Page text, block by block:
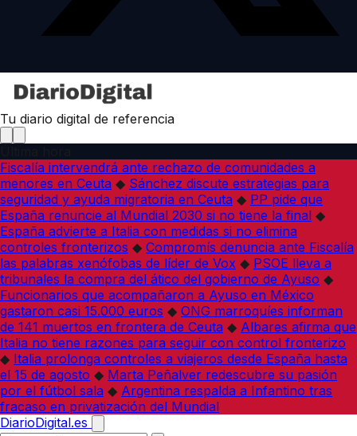
Tu diario digital de referencia
Fiscalía intervendrá ante rechazo de comunidades a
menores en Ceuta ◆ Sánchez discute estrategias para
seguridad y ayuda migratoria en Ceuta ◆ PP pide que
España renuncie al Mundial 2030 si no tiene la final ◆
España advierte a Italia con medidas si no elimina
controles fronterizos ◆ Compromís denuncia ante Fiscalía
las palabras xenófobas de líder de Vox ◆ PSOE lleva a
tribunales la compra del ático del gobierno de Ayuso ◆
Funcionarios que acompañaron a Ayuso en México
gastaron casi 15.000 euros ◆ ONG marroquíes informan
de 141 muertos en frontera de Ceuta ◆ Albares afirma que
Italia no tiene razones para seguir con control fronterizo
◆ Italia prolonga controles a viajeros desde España hasta
el 15 de agosto ◆ Marta Peñalver redescubre su pasión
por el fútbol sala ◆ Argentina respalda a Infantino tras
fracaso en privatización del Mundial
DiarioDigital.es